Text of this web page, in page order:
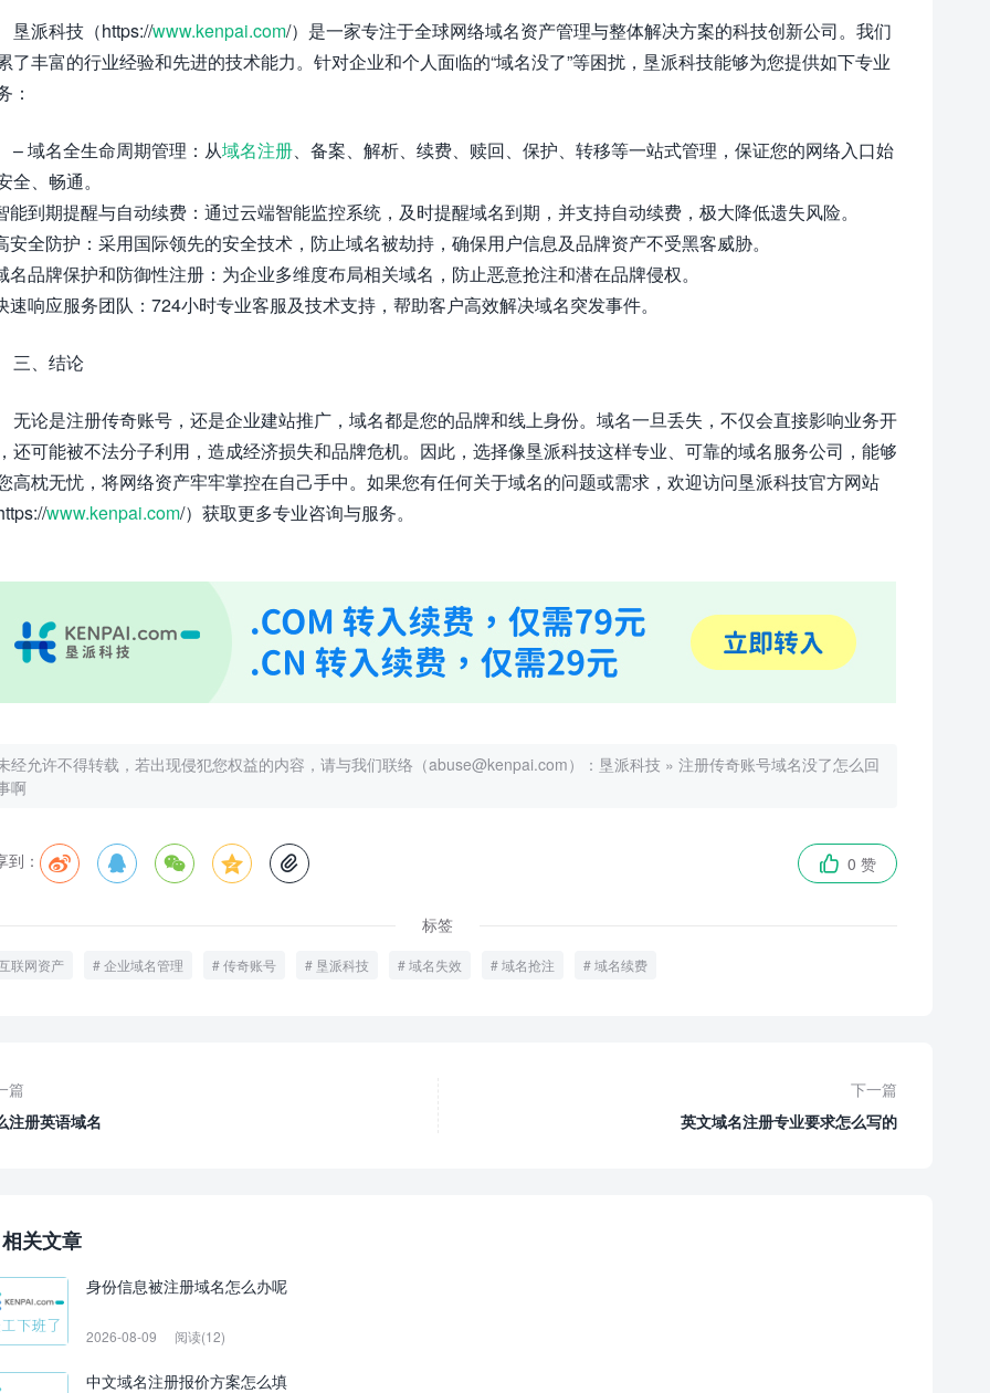
垦派科技（https://www.kenpai.com/）是一家专注于全球网络域名资产管理与整体解决方案的科技创新公司。我们
了丰富的行业经验和先进的技术能力。针对企业和个人面临的“域名没了”等困扰，垦派科技能够为您提供如下专业
：
– 域名全生命周期管理：从域名注册、备案、解析、续费、赎回、保护、转移等一站式管理，保证您的网络入口始
全、畅通。
能到期提醒与自动续费：通过云端智能监控系统，及时提醒域名到期，并支持自动续费，极大降低遗失风险。
安全防护：采用国际领先的安全技术，防止域名被劫持，确保用户信息及品牌资产不受黑客威胁。
名品牌保护和防御性注册：为企业多维度布局相关域名，防止恶意抢注和潜在品牌侵权。
速响应服务团队：724小时专业客服及技术支持，帮助客户高效解决域名突发事件。
三、结论
无论是注册传奇账号，还是企业建站推广，域名都是您的品牌和线上身份。域名一旦丢失，不仅会直接影响业务开
还可能被不法分子利用，造成经济损失和品牌危机。因此，选择像垦派科技这样专业、可靠的域名服务公司，能够
高枕无忧，将网络资产牢牢掌控在自己手中。如果您有任何关于域名的问题或需求，欢迎访问垦派科技官方网站
www.kenpai.com/）获取更多专业咨询与服务。
经允许不得转载，若出现侵犯您权益的内容，请与我们联络（abuse@kenpai.com）： 垦派科技 » 注册传奇账号域名没了怎么回
啊
到：       0 赞
标签
联网资产 企业域名管理 传奇账号 垦派科技 域名失效 域名抢注 域名续费
篇
注册英语域名
下一篇
英文域名注册专业要求怎么写的
相关文章
身份信息被注册域名怎么办呢
2026-08-09 阅读(12)
中文域名注册报价方案怎么填